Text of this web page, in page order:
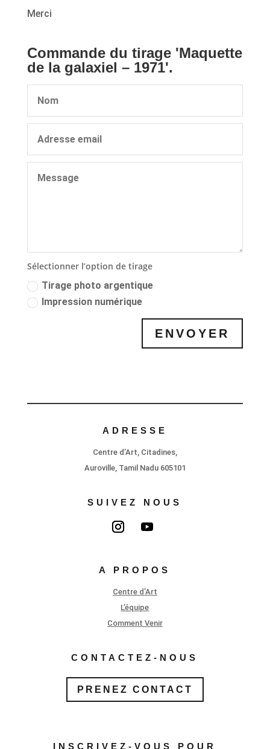
Merci
Commande du tirage 'Maquette
de la galaxiel – 1971'.
Sélectionner l’option de tirage
Tirage photo argentique
Impression numérique
ENVOYER
ADRESSE
Centre d’Art, Citadines,
Auroville, Tamil Nadu 605101
SUIVEZ NOUS
A PROPOS
Centre d’Art
L’équipe
Comment Venir
CONTACTEZ-NOUS
PRENEZ CONTACT
INSCRIVEZ-VOUS POUR